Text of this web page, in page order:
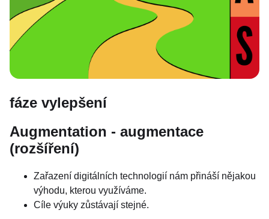
fáze vylepšení
Augmentation - augmentace
(rozšíření)
Zařazení digitálních technologií nám přináší nějakou
výhodu, kterou využíváme.
Cíle výuky zůstávají stejné.